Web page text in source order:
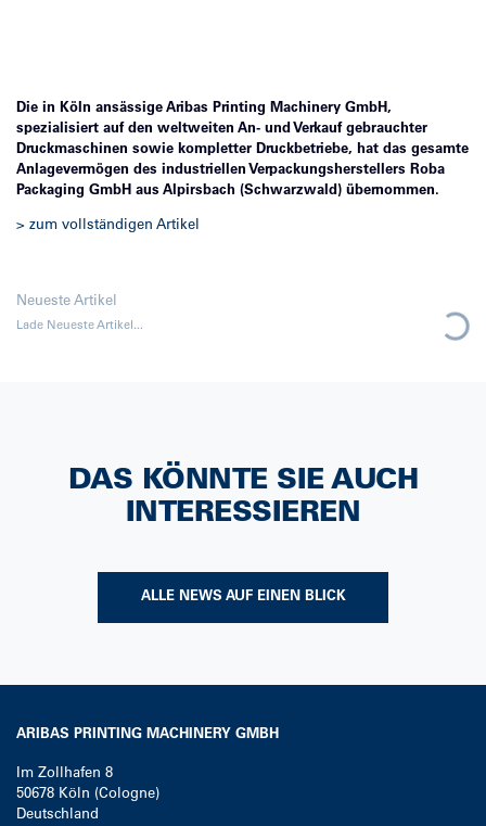
Die in Köln ansässige Aribas Printing Machinery GmbH,
spezialisiert auf den weltweiten An- und Verkauf gebrauchter
Druckmaschinen sowie kompletter Druckbetriebe, hat das gesamte
Anlagevermögen des industriellen Verpackungsherstellers Roba
Packaging GmbH aus Alpirsbach (Schwarzwald) übernommen.
> zum vollständigen Artikel
Neueste Artikel
Lade Neueste Artikel ...
DAS KÖNNTE SIE AUCH
INTERESSIEREN
ALLE NEWS AUF EINEN BLICK
ARIBAS PRINTING MACHINERY GMBH
Im Zollhafen 8
50678 Köln (Cologne)
Deutschland